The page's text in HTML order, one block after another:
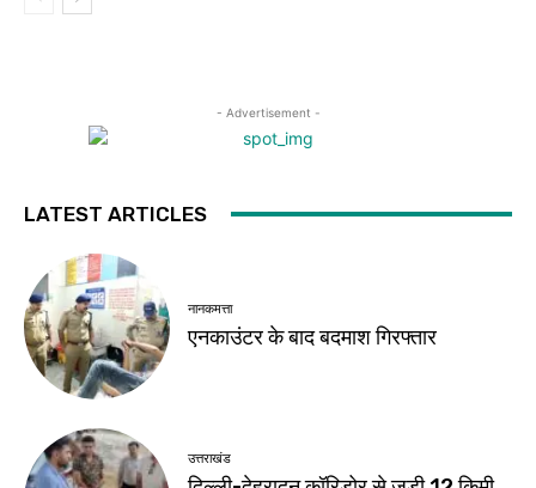
- Advertisement -
LATEST ARTICLES
नानकमत्ता
एनकाउंटर के बाद बदमाश गिरफ्तार
उत्तराखंड